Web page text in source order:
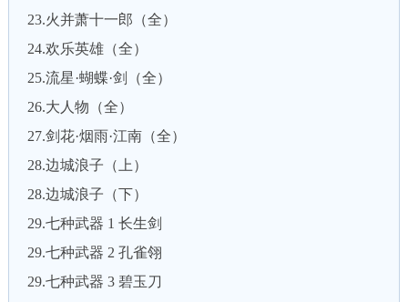
23.火并萧十一郎（全）
24.欢乐英雄（全）
25.流星·蝴蝶·剑（全）
26.大人物（全）
27.剑花·烟雨·江南（全）
28.边城浪子（上）
28.边城浪子（下）
29.七种武器 1 长生剑
29.七种武器 2 孔雀翎
29.七种武器 3 碧玉刀